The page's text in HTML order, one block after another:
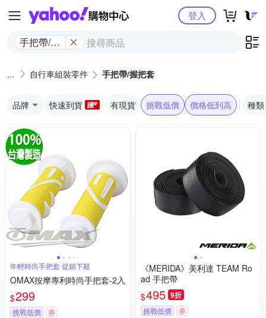
Yahoo購物中心
手把帶/握
登入
自行車組裝零件 手把帶/握把套
品牌 快速到貨 有現貨 挑戰低價 價格低到高 種類
年輕時尚手把套 促銷下殺
OMAX按摩專利時尚手把套-2入
$299
挑戰低價 券
《MERIDA》美利達 TEAM Ro
ad 手把帶
$495 9折
挑戰低價 券